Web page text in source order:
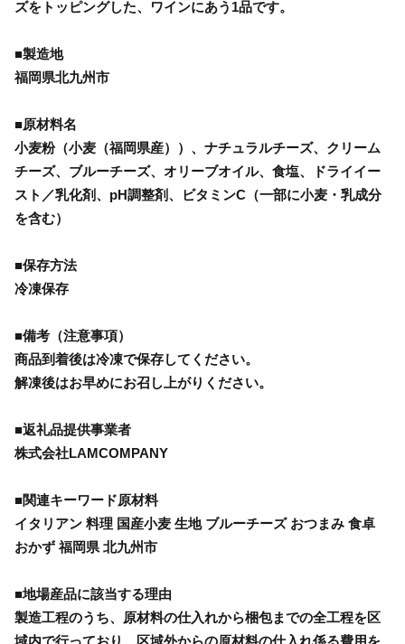
ズをトッピングした、ワインにあう1品です。
■製造地
福岡県北九州市
■原材料名
小麦粉（小麦（福岡県産））、ナチュラルチーズ、クリーム
チーズ、ブルーチーズ、オリーブオイル、食塩、ドライイー
スト／乳化剤、pH調整剤、ビタミンC（一部に小麦・乳成分
を含む）
■保存方法
冷凍保存
■備考（注意事項）
商品到着後は冷凍で保存してください。
解凍後はお早めにお召し上がりください。
■返礼品提供事業者
株式会社LAMCOMPANY
■関連キーワード原材料
イタリアン 料理 国産小麦 生地 ブルーチーズ おつまみ 食卓
おかず 福岡県 北九州市
■地場産品に該当する理由
製造工程のうち、原材料の仕入れから梱包までの全工程を区
域内で行っており、区域外からの原材料の仕入れ係る費用を